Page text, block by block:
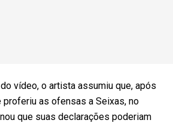
vídeo, o artista assumiu que, após
proferiu as ofensas a Seixas, no
que suas declarações poderiam